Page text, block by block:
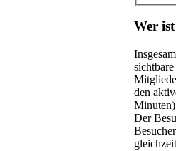
Wer
den
Minuten)
Der